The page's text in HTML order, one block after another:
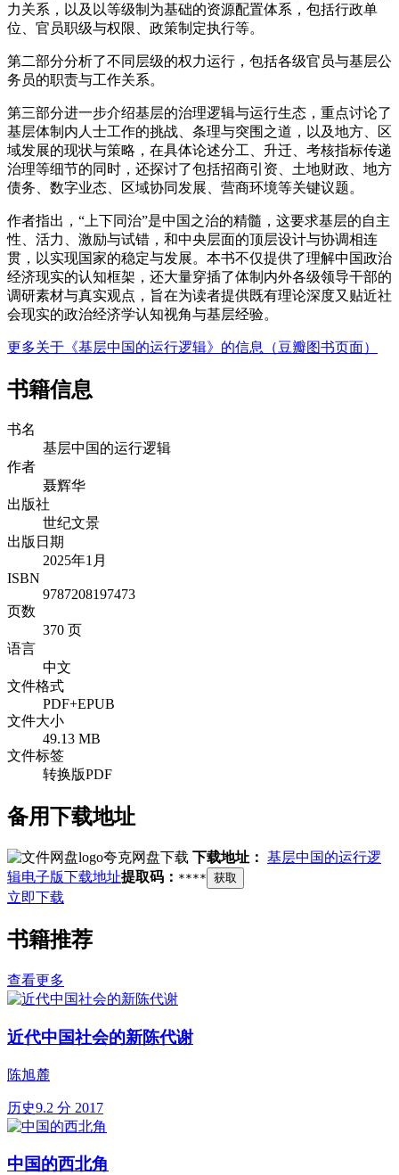
力关系，以及以等级制为基础的资源配置体系，包括行政单
位、官员职级与权限、政策制定执行等。
第二部分分析了不同层级的权力运行，包括各级官员与基层公
务员的职责与工作关系。
第三部分进一步介绍基层的治理逻辑与运行生态，重点讨论了
基层体制内人士工作的挑战、条理与突围之道，以及地方、区
域发展的现状与策略，在具体论述分工、升迁、考核指标传递
治理等细节的同时，还探讨了包括招商引资、土地财政、地方
债务、数字业态、区域协同发展、营商环境等关键议题。
作者指出，“上下同治”是中国之治的精髓，这要求基层的自主
性、活力、激励与试错，和中央层面的顶层设计与协调相连
贯，以实现国家的稳定与发展。本书不仅提供了理解中国政治
经济现实的认知框架，还大量穿插了体制内外各级领导干部的
调研素材与真实观点，旨在为读者提供既有理论深度又贴近社
会现实的政治经济学认知视角与基层经验。
更多关于《基层中国的运行逻辑》的信息（豆瓣图书页面）
书籍信息
书名
基层中国的运行逻辑
作者
聂辉华
出版社
世纪文景
出版日期
2025年1月
ISBN
9787208197473
页数
370 页
语言
中文
文件格式
PDF+EPUB
文件大小
49.13 MB
文件标签
转换版PDF
备用下载地址
夸克网盘下载 下载地址： 基层中国的运行逻
辑电子版下载地址提取码： **** 获取
立即下载
书籍推荐
查看更多
近代中国社会的新陈代谢
陈旭麓
历史9.2 分 2017
中国的西北角